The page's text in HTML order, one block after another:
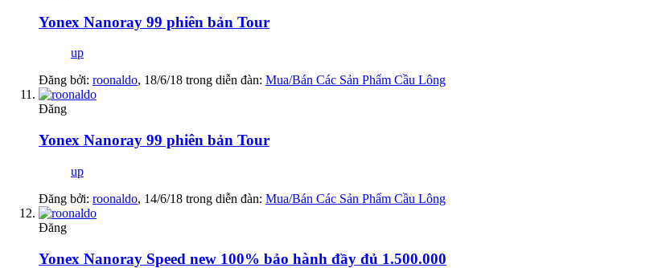
Yonex Nanoray 99 phiên bản Tour
up
Đăng bởi: roonaldo, 18/6/18 trong diễn đàn: Mua/Bán Các Sản Phẩm Cầu Lông
Đăng
Yonex Nanoray 99 phiên bản Tour
up
Đăng bởi: roonaldo, 14/6/18 trong diễn đàn: Mua/Bán Các Sản Phẩm Cầu Lông
Đăng
Yonex Nanoray Speed new 100% bảo hành đầy đủ 1.500.000